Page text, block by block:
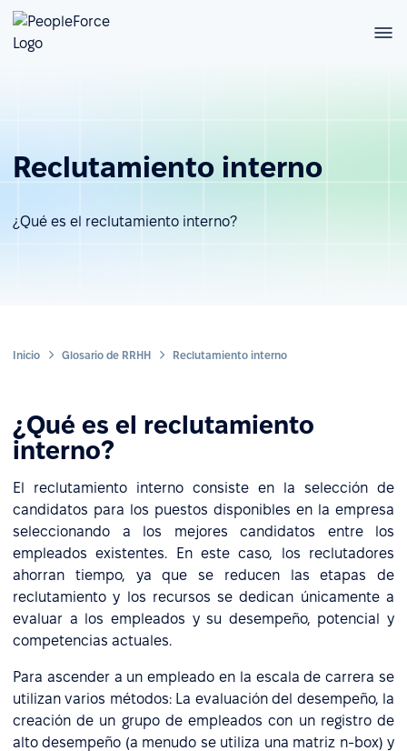
Reclutamiento interno
¿Qué es el reclutamiento interno?
Inicio Glosario de RRHH Reclutamiento interno
¿Qué es el reclutamiento
interno?
El reclutamiento interno consiste en la selección de
candidatos para los puestos disponibles en la empresa
seleccionando a los mejores candidatos entre los
empleados existentes. En este caso, los reclutadores
ahorran tiempo, ya que se reducen las etapas de
reclutamiento y los recursos se dedican únicamente a
evaluar a los empleados y su desempeño, potencial y
competencias actuales.
Para ascender a un empleado en la escala de carrera se
utilizan varios métodos: La evaluación del desempeño, la
creación de un grupo de empleados con un registro de
alto desempeño (a menudo se utiliza una matriz n-box) y